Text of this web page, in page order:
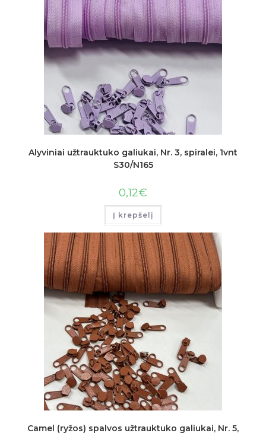
Alyviniai užtrauktuko galiukai, Nr. 3, spiralei, 1vnt
S30/N165
0,12€
Į krepšelį
Camel (ryžos) spalvos užtrauktuko galiukai, Nr. 5,